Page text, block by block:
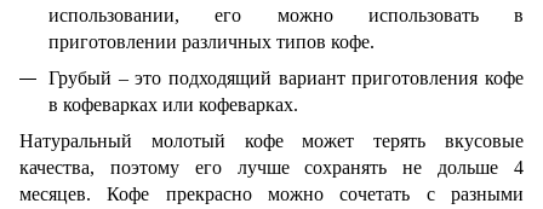
использовании, его можно использовать в
приготовлении различных типов кофе.
Грубый – это подходящий вариант приготовления кофе
в кофеварках или кофеварках.
Натуральный молотый кофе может терять вкусовые
качества, поэтому его лучше сохранять не дольше 4
месяцев. Кофе прекрасно можно сочетать с разными